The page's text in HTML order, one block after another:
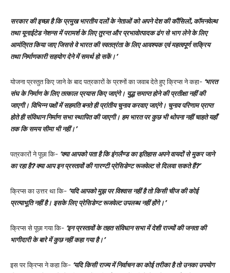
सरकार की इच्छा है कि प्रमुख भारतीय दलों के नेताओं को अपने देश की कौंसिलों, कॉमनवेल्थ
तथा यूनाईटेड नेशन्स में परामर्श के लिए तुरन्त और प्रभावोत्पादक ढंग से भाग लेने के लिए
आमंत्रित किया जाए जिससे वे भारत की स्वतत्रंता के लिए आवश्यक एवं महत्वपूर्ण सक्रिय
तथा निर्माणकारी सहयोग देने में समर्थ हो सकें।’
योजना प्रस्तुत किए जाने के बाद पत्रकारों के प्रश्नों का जवाब देते हुए क्रिप्स ने कहा- ‘भारत
संघ के निर्माण के लिए तत्काल प्रयास किए जाएंगे। युद्ध समाप्त होने की प्रतीक्षा नहीं की
जाएगी। विभिन्न पक्षों में सहमति बनते ही प्रांतीय चुनाव करवाए जाएंगे। चुनाव परिणाम प्राप्त
होते ही संविधान निर्माण सभा स्थापित की जाएगी। हम भारत पर कुछ भी थोपना नहीं चाहते यहाँ
तक कि समय सीमा भी नहीं।’
पत्रकारों ने पूछा कि- ‘क्या आपको पता है कि इंगलैण्ड का इतिहास अपने वायदों से मुकर जाने
का रहा है? क्या आप इन प्रस्तावों की गारण्टी प्रेसिडेण्ट रूजवेल्ट से दिलवा सकते हैं?’
क्रिप्स का उत्तर था कि- ‘यदि आपको मुझ पर विश्वास नहीं है तो किसी चीज की कोई
प्रत्याभूति नहीं है। इसके लिए प्रेसिडेण्ट रूजवेल्ट उपलब्ध नहीं होंगे।’
क्रिप्स से पूछा गया कि- ‘इन प्रस्तावों के तहत संविधान सभा में देशी राज्यों की जनता की
भागीदारी के बारे में कुछ नहीं कहा गया है।’
इस पर क्रिप्स ने कहा कि- ‘यदि किसी राज्य में निर्वाचन का कोई तरीका है तो उनका उपयोग